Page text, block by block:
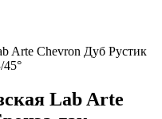
Arte Chevron Дуб Рустик
45°
Lab Arte